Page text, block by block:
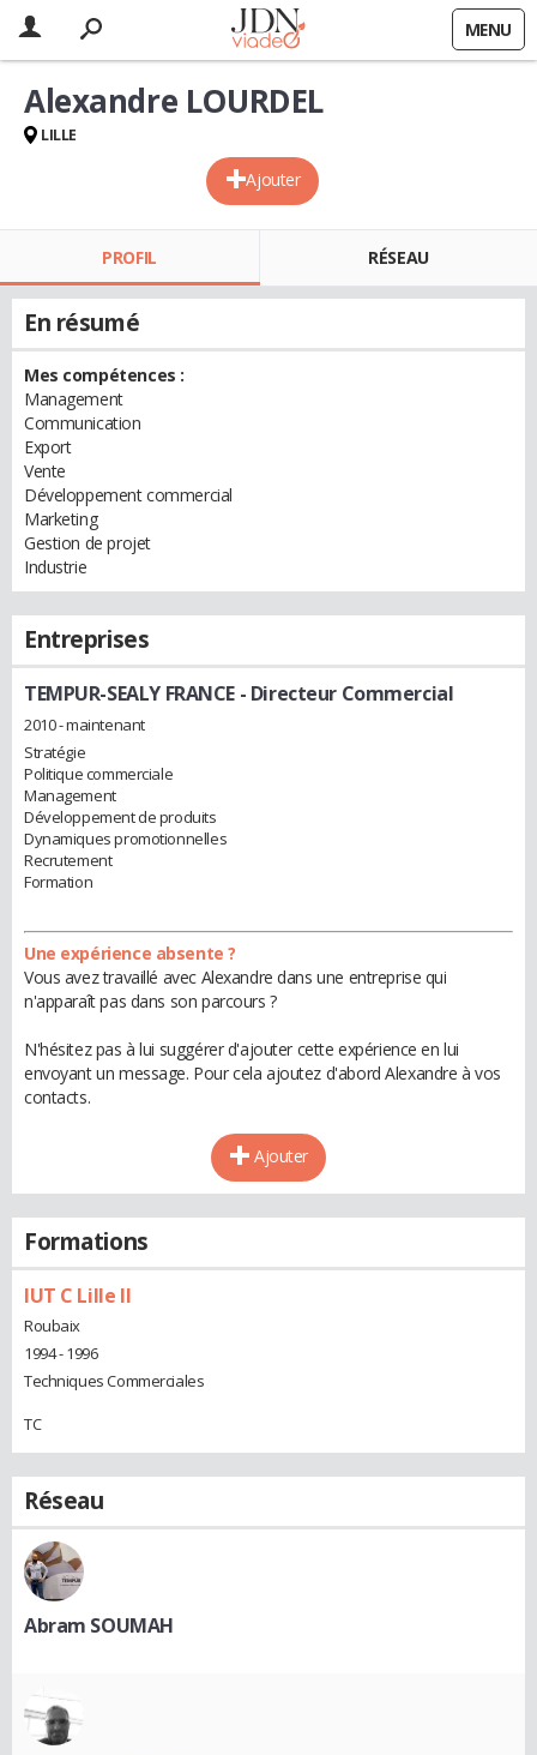
MENU
Ajouter
Alexandre LOURDEL
LILLE
PROFIL RÉSEAU
En résumé
Mes compétences :
Management
Communication
Export
Vente
Développement commercial
Marketing
Gestion de projet
Industrie
Entreprises
TEMPUR-SEALY FRANCE - Directeur Commercial
2010 - maintenant
Stratégie
Politique commerciale
Management
Développement de produits
Dynamiques promotionnelles
Recrutement
Formation
Une expérience absente ?
Vous avez travaillé avec Alexandre dans une entreprise qui
n'apparaît pas dans son parcours ?
N'hésitez pas à lui suggérer d'ajouter cette expérience en lui
envoyant un message. Pour cela ajoutez d'abord Alexandre à vos
contacts.
Ajouter
Formations
IUT C Lille II
Roubaix
1994 - 1996
Techniques Commerciales
TC
Réseau
Abram SOUMAH